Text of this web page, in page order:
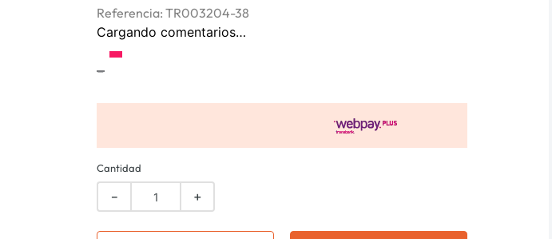
Referencia: TR003204-38
Cargando comentarios…
-
Cantidad
＋
－